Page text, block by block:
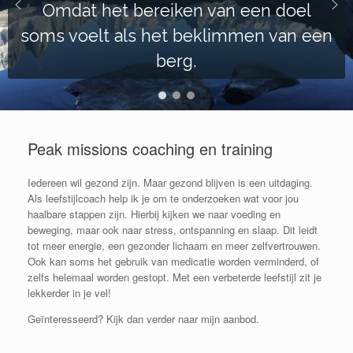
Omdat het bereiken van een doel
soms voelt als het beklimmen van een
berg.
Peak missions coaching en training
Iedereen wil gezond zijn. Maar gezond blijven is een uitdaging.
Als leefstijlcoach help ik je om te onderzoeken wat voor jou
haalbare stappen zijn. Hierbij kijken we naar voeding en
beweging, maar ook naar stress, ontspanning en slaap. Dit leidt
tot meer energie, een gezonder lichaam en meer zelfvertrouwen.
Ook kan soms het gebruik van medicatie worden verminderd, of
zelfs helemaal worden gestopt. Met een verbeterde leefstijl zit je
lekkerder in je vel!
Geïnteresseerd? Kijk dan verder naar mijn aanbod.